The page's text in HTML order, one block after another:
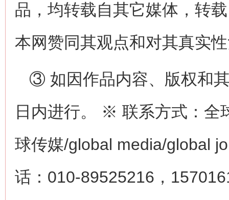
品，均转载自其它媒体，转
本网赞同其观点和对其真实
③ 如因作品内容、版权和
日内进行。 ※ 联系方式：全
球传媒/global media/global
话：010-89525216，